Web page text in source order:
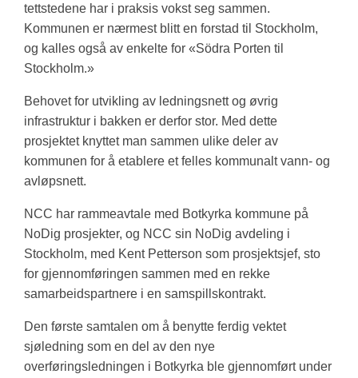
tettstedene har i praksis vokst seg sammen.
Kommunen er nærmest blitt en forstad til Stockholm,
og kalles også av enkelte for «Södra Porten til
Stockholm.»
Behovet for utvikling av ledningsnett og øvrig
infrastruktur i bakken er derfor stor. Med dette
prosjektet knyttet man sammen ulike deler av
kommunen for å etablere et felles kommunalt vann- og
avløpsnett.
NCC har rammeavtale med Botkyrka kommune på
NoDig prosjekter, og NCC sin NoDig avdeling i
Stockholm, med Kent Petterson som prosjektsjef, sto
for gjennomføringen sammen med en rekke
samarbeidspartnere i en samspillskontrakt.
Den første samtalen om å benytte ferdig vektet
sjøledning som en del av den nye
overføringsledningen i Botkyrka ble gjennomført under